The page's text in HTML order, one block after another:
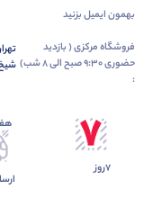
بهمون ایمیل بزنید
فروشگاه مرکزی ( بازدید
حضوری 9:30 صبح الی 8 شب)
:
7روز